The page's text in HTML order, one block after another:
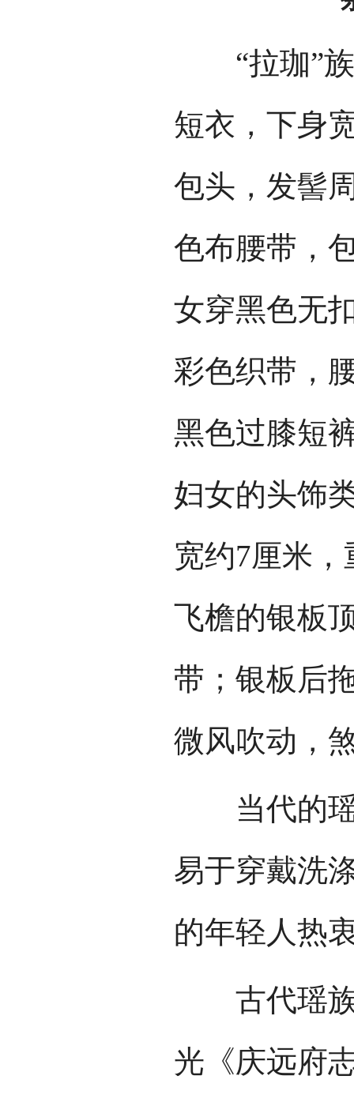
“拉珈”族
短衣，下身
包头，发髻
色布腰带，
女穿黑色无
彩色织带，
黑色过膝短
妇女的头饰
宽约7厘米
飞檐的银板
带；银板后
微风吹动，
当代的瑶
易于穿戴洗
的年轻人热
古代瑶族
光《庆远府